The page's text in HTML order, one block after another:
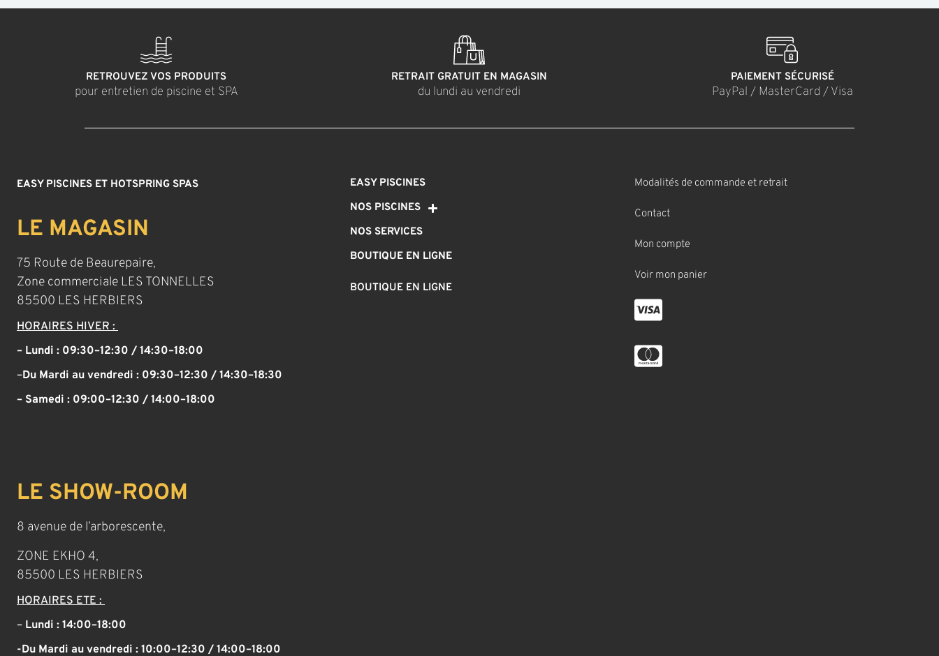
RETROUVEZ VOS PRODUITS
pour entretien de piscine et SPA
RETRAIT GRATUIT EN MAGASIN
du lundi au vendredi
PAIEMENT SÉCURISÉ
PayPal / MasterCard / Visa
EASY PISCINES ET HOTSPRING SPAS
LE MAGASIN
75 Route de Beaurepaire,
Zone commerciale LES TONNELLES
85500 LES HERBIERS
HORAIRES HIVER :
– Lundi : 09:30–12:30 / 14:30–18:00
–Du Mardi au vendredi : 09:30–12:30 / 14:30–18:30
– Samedi : 09:00–12:30 / 14:00–18:00
LE SHOW-ROOM
8 avenue de l’arborescente,
ZONE EKHO 4,
85500 LES HERBIERS
HORAIRES ETE :
– Lundi : 14:00–18:00
-Du Mardi au vendredi : 10:00–12:30 / 14:00–18:00
EASY PISCINES
NOS PISCINES
NOS SERVICES
BOUTIQUE EN LIGNE
BOUTIQUE EN LIGNE
Modalités de commande et retrait
Contact
Mon compte
Voir mon panier